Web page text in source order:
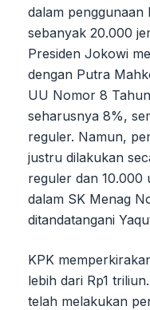
dalam penggunaan
sebanyak 20.000
Presiden Jokowi
dengan Putra
UU Nomor 8
seharusnya 8%,
reguler. Namun,
justru dilakukan
reguler dan 10.000
dalam SK Menag
ditandatangani
KPK
lebih dari Rp1
telah melakukan